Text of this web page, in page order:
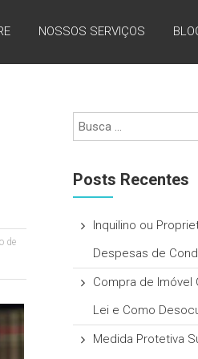
NOSSOS SERVIÇOS
de
Posts Recentes
Inquilino ou
Despesas de
Compra de Imóvel
Lei e Como
Medida Protetiva